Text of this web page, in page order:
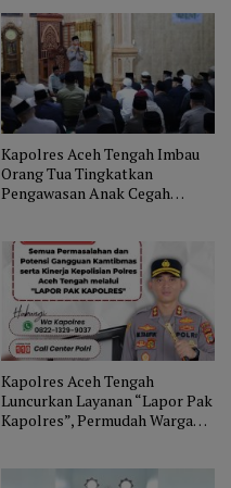
Kapolres Aceh Tengah Imbau
Orang Tua Tingkatkan
Pengawasan Anak Cegah
Kapolres Aceh Tengah
Luncurkan Layanan “Lapor Pak
Kapolres”, Permudah Warga